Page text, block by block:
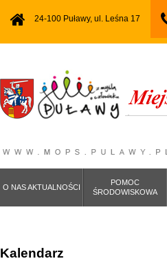
24-100 Puławy, ul. Leśna 17
O NAS AKTUALNOŚCI
POMOC
ŚRODOWISKOWA
Kalendarz